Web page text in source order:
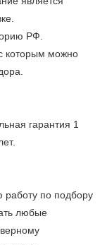
РФ.
которым можно
гарантия 1
работу по подбору
любые